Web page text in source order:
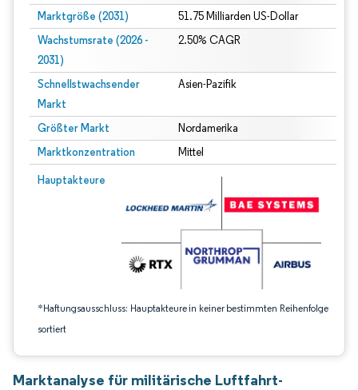
Marktgröße (2031) 51.75 Milliarden US-Dollar
Wachstumsrate (2026 -
2031)
2.50% CAGR
Schnellstwachsender
Markt
Asien-Pazifik
Größter Markt Nordamerika
Marktkonzentration Mittel
Hauptakteure
*Haftungsausschluss: Hauptakteure in keiner bestimmten Reihenfolge
sortiert
Bild © Mordor Intelligence. Wiederverwendung erfordert Namensnennung
Marktanalyse für militärische Luftfahrt-